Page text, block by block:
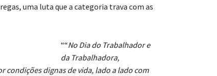
uma luta que a categoria trava com as
““No Dia do Trabalhador e
da Trabalhadora,
condições dignas de vida, lado a lado com